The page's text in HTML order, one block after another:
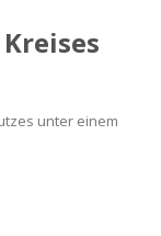
unter einem